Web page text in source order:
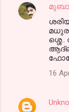
s
16